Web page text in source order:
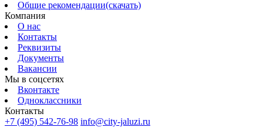
Общие рекомендации(скачать)
Компания
О нас
Контакты
Реквизиты
Документы
Вакансии
Мы в соцсетях
Вконтакте
Одноклассники
Контакты
+7 (495) 542-76-98 info@city-jaluzi.ru